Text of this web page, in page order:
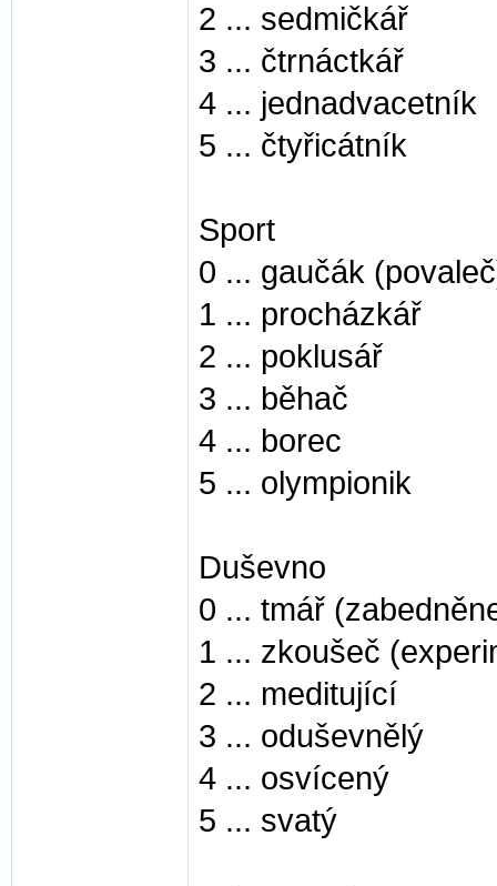
2 ... sedmičkář
3 ... čtrnáctkář
4 ... jednadvacetník
5 ... čtyřicátník
Sport
0 ... gaučák
1 ... procházkář
2 ... poklusář
3 ... běhač
4 ... borec
5 ... olympionik
Duševno
0 ... tmář
1 ... zkoušeč
2 ... meditující
3 ... oduševnělý
4 ... osvícený
5 ... svatý